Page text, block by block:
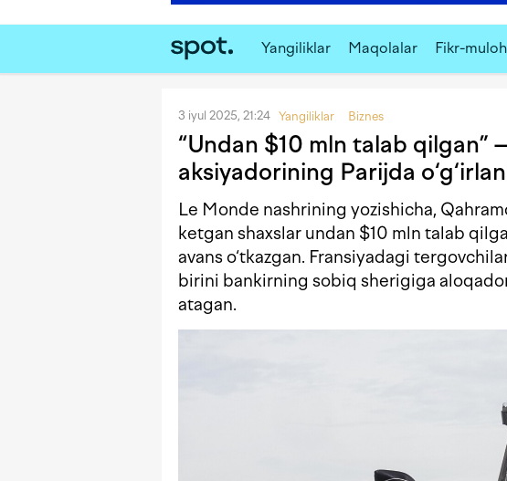
Yangiliklar Maqolalar Fikr-
3 iyul 2025, 21:24 Yangiliklar Biznes
“Undan $10 mln talab qilgan”
aksiyadorining Parijda
Le Monde nashrining yozishicha,
ketgan shaxslar undan $10 mln talab
avans o‘tkazgan. Fransiyadagi
birini bankirning sobiq sherigiga aloqador
atagan.